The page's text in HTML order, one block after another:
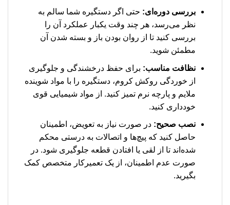
بررسی دوره‌ای: حتی اگر دستگیره شما سالم به
نظر می‌رسد، هر چند وقت یکبار عملکرد آن را
بررسی کنید تا از روان بودن باز و بسته شدن آن
مطمئن شوید.
نظافت مناسب: برای حفظ درخشندگی و جلوگیری
از خوردگی روکش کروم، دستگیره را با مواد شوینده
ملایم و پارچه نرم تمیز کنید. از مواد شیمیایی قوی
خودداری کنید.
نصب صحیح: در صورت نیاز به تعویض، اطمینان
حاصل کنید که پیچ‌ها و اتصالات به درستی محکم
شده‌اند تا از لقی یا افتادن قطعه جلوگیری شود. در
صورت عدم اطمینان، از یک تعمیرکار متخصص کمک
بگیرید.